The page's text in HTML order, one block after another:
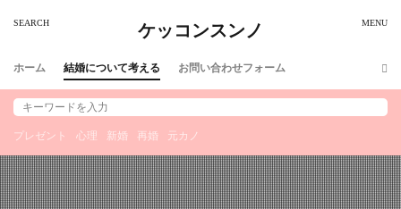
ケッコンスンノ
ホーム 結婚について考える お問い合わせフォーム
プレゼント 心理 新婚 再婚 元カノ